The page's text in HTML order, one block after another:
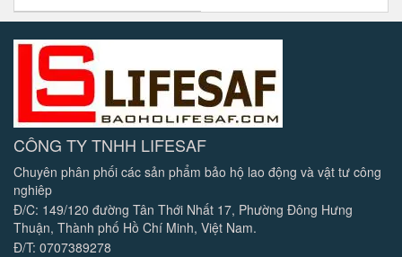
CÔNG TY TNHH LIFESAF
Chuyên phân phối các sản phẩm bảo hộ lao động và vật tư công
nghiêp
Đ/C: 149/120 đường Tân Thới Nhất 17, Phường Đông Hưng
Thuận, Thành phố Hồ Chí Minh, Việt Nam.
Đ/T: 0707389278